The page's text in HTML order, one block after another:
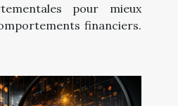
pour mieux
financiers.